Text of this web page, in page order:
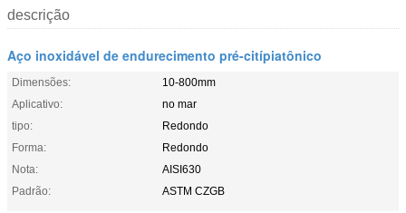
descrição
Aço inoxidável de endurecimento pré-citípiatônico
Dimensões:
10-800mm
Aplicativo:
no mar
tipo:
Redondo
Forma:
Redondo
Nota:
AISI630
Padrão:
ASTM CZGB